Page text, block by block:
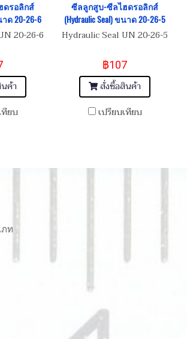
ดรอลิกส์
าด 20-26-6
20-26-6
ค้า
ทียบ
ซีลลูกสูบ-ซีลไฮดรอลิกส์
(Hydraulic Seal) ขนาด 20-26-5
Hydraulic Seal UN 20-26-5
฿107
สั่งซื้อสินค้า
เปรียบเทียบ
ภท